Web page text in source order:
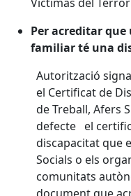
Per acreditar
familiar té una
Autorització
el Certificat de
de Treball, Afers
defecte el
discapacitat que
Socials o els
comunitats